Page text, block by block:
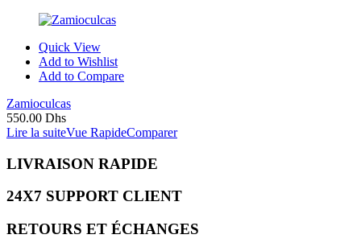
Quick View
Add to Wishlist
Add to Compare
Zamioculcas
550.00 Dhs
Lire la suiteVue RapideComparer
LIVRAISON RAPIDE
24X7 SUPPORT CLIENT
RETOURS ET ÉCHANGES